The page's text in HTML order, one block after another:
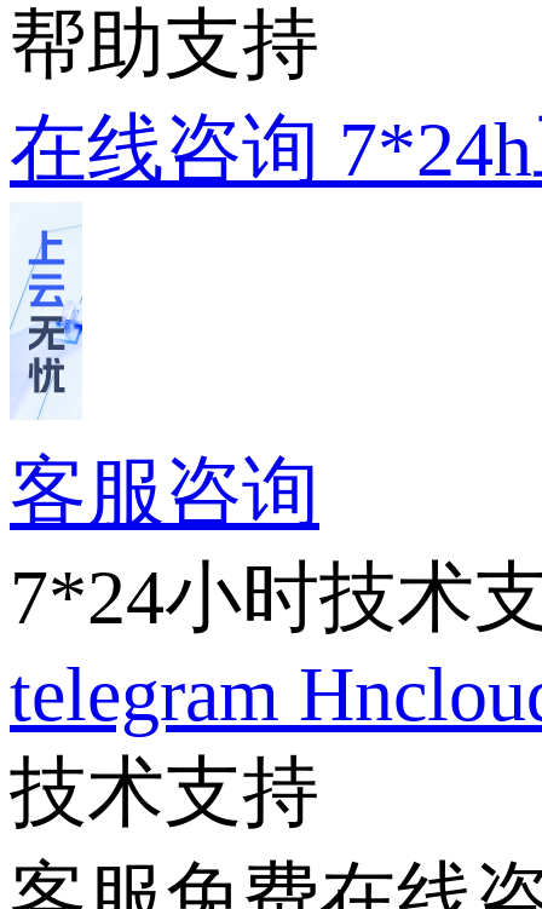
帮助支持
在线咨询
客服咨询
7*24小时技术
telegram
技术支持